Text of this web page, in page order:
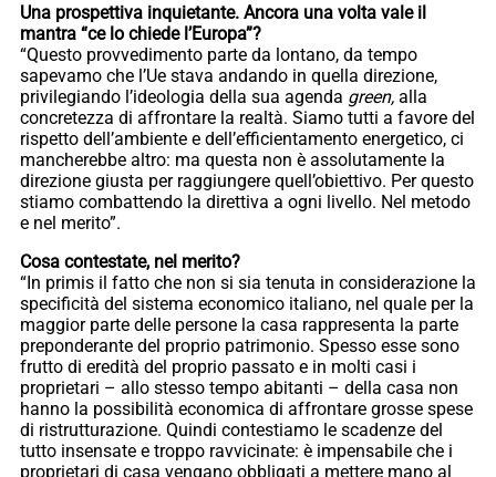
Una prospettiva inquietante. Ancora una volta vale il
mantra “ce lo chiede l’Europa”?
“Questo provvedimento parte da lontano, da tempo
sapevamo che l’Ue stava andando in quella direzione,
privilegiando l’ideologia della sua agenda green, alla
concretezza di affrontare la realtà. Siamo tutti a favore del
rispetto dell’ambiente e dell’efficientamento energetico, ci
mancherebbe altro: ma questa non è assolutamente la
direzione giusta per raggiungere quell’obiettivo. Per questo
stiamo combattendo la direttiva a ogni livello. Nel metodo
e nel merito”.
Cosa contestate, nel merito?
“In primis il fatto che non si sia tenuta in considerazione la
specificità del sistema economico italiano, nel quale per la
maggior parte delle persone la casa rappresenta la parte
preponderante del proprio patrimonio. Spesso esse sono
frutto di eredità del proprio passato e in molti casi i
proprietari – allo stesso tempo abitanti – della casa non
hanno la possibilità economica di affrontare grosse spese
di ristrutturazione. Quindi contestiamo le scadenze del
tutto insensate e troppo ravvicinate: è impensabile che i
proprietari di casa vengano obbligati a mettere mano al